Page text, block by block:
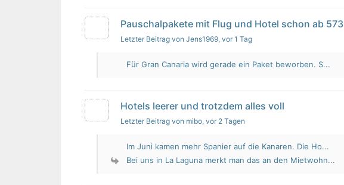
Pauschalpakete mit Flug und Hotel schon ab 573
Letzter Beitrag von Jens1969, vor 1 Tag
Für Gran Canaria wird gerade ein Paket beworben. S...
Hotels leerer und trotzdem alles voll
Letzter Beitrag von mibo, vor 2 Tagen
Im Juni kamen mehr Spanier auf die Kanaren. Die Ho...
Bei uns in La Laguna merkt man das an den Mietwohn...